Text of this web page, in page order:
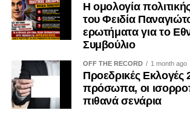
πατρογονικές τους εστίες. Οι οικογένειες
αγνοουμένων συνεχίζουν να αναζητούν
εγκλωβισμένοι εξακολουθούν να
δεν ανήκει στο παρελθόν· είναι μια
πραγματικότητα.
Γι’ αυτό η ενίσχυση των παράνομων
κατεχόμενα δεν μπορεί να θεωρείται μια
Η ομολογία
του Φειδία
ερωτήματα για το
Συμβούλιο
OFF THE RECORD 1 month ago
Προεδρικές Εκλογές
πρόσωπα, οι
πιθανά σενάρια